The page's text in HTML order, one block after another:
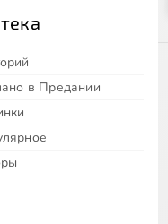
в Предании